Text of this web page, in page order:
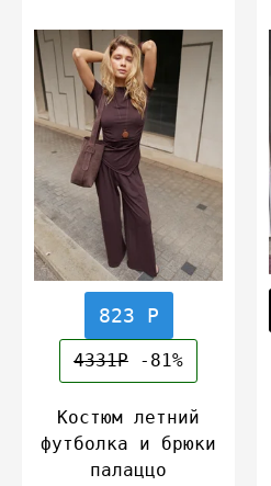
823 Р
4331Р -81%
Костюм летний
футболка и брюки
палаццо